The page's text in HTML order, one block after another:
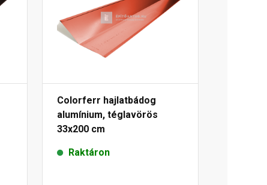
Colorferr hajlatbádog
alumínium, téglavörös
33x200 cm
Raktáron